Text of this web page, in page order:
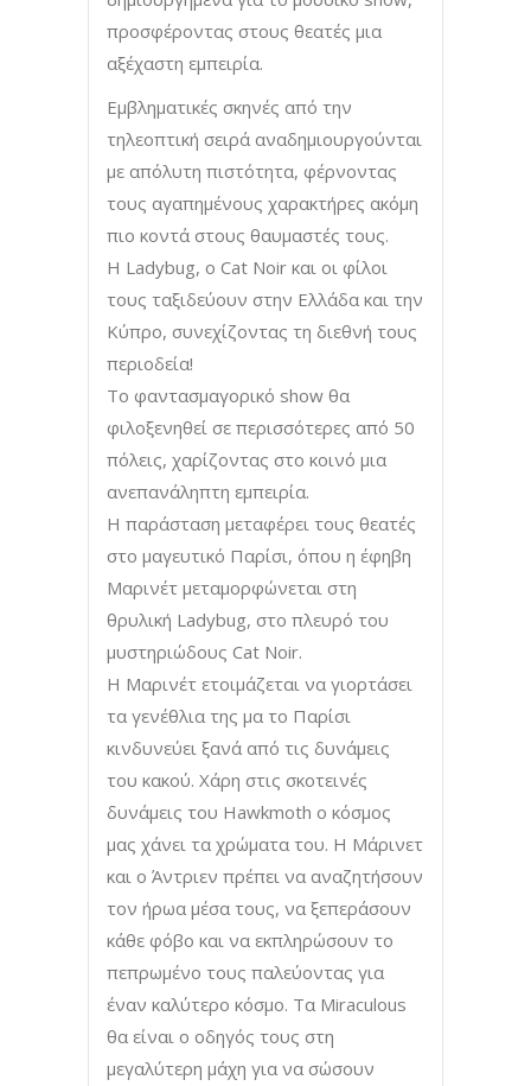
προσφέροντας στους θεατές μια
αξέχαστη εμπειρία.
Εμβληματικές σκηνές από την
τηλεοπτική σειρά αναδημιουργούνται
με απόλυτη πιστότητα, φέρνοντας
τους αγαπημένους χαρακτήρες ακόμη
πιο κοντά στους θαυμαστές τους.
H Ladybug, o Cat Noir και οι φίλοι
τους ταξιδεύουν στην Ελλάδα και την
Κύπρο, συνεχίζοντας τη διεθνή τους
περιοδεία!
Το φαντασμαγορικό show θα
φιλοξενηθεί σε περισσότερες από 50
πόλεις, χαρίζοντας στο κοινό μια
ανεπανάληπτη εμπειρία.
Η παράσταση μεταφέρει τους θεατές
στο μαγευτικό Παρίσι, όπου η έφηβη
Μαρινέτ μεταμορφώνεται στη
θρυλική Ladybug, στο πλευρό του
μυστηριώδους Cat Noir.
Η Μαρινέτ ετοιμάζεται να γιορτάσει
τα γενέθλια της μα το Παρίσι
κινδυνεύει ξανά από τις δυνάμεις
του κακού. Χάρη στις σκοτεινές
δυνάμεις του Hawkmoth o κόσμος
μας χάνει τα χρώματα του. Η Μάρινετ
και ο Άντριεν πρέπει να αναζητήσουν
τον ήρωα μέσα τους, να ξεπεράσουν
κάθε φόβο και να εκπληρώσουν το
πεπρωμένο τους παλεύοντας για
έναν καλύτερο κόσμο. Τα Miraculous
θα είναι ο οδηγός τους στη
μεγαλύτερη μάχη για να σώσουν